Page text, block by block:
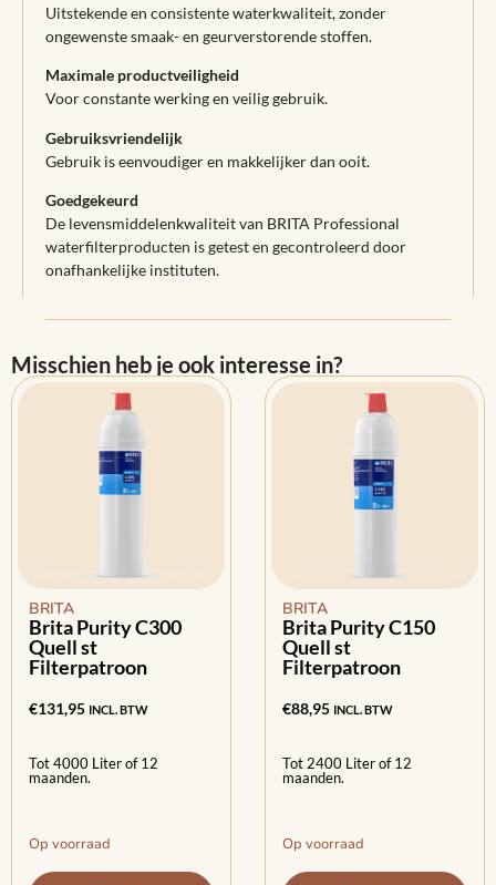
Uitstekende en consistente waterkwaliteit, zonder
ongewenste smaak- en geurverstorende stoffen.
Maximale productveiligheid
Voor constante werking en veilig gebruik.
Gebruiksvriendelijk
Gebruik is eenvoudiger en makkelijker dan ooit.
Goedgekeurd
De levensmiddelenkwaliteit van BRITA Professional
waterfilterproducten is getest en gecontroleerd door
onafhankelijke instituten.
Misschien heb je ook interesse in?
BRITA
Brita Purity C300
Quell st
Filterpatroon
€131,95 INCL. BTW
Tot 4000 Liter of 12
maanden.
Op voorraad
BRITA
Brita Purity C150
Quell st
Filterpatroon
€88,95 INCL. BTW
Tot 2400 Liter of 12
maanden.
Op voorraad